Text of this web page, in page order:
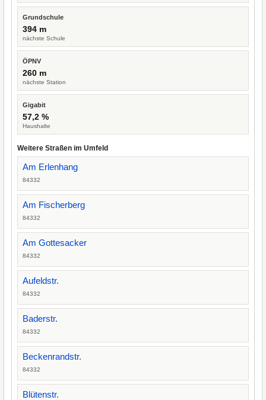
Grundschule
394 m
nächste Schule
ÖPNV
260 m
nächste Station
Gigabit
57,2 %
Haushalte
Weitere Straßen im Umfeld
Am Erlenhang
84332
Am Fischerberg
84332
Am Gottesacker
84332
Aufeldstr.
84332
Baderstr.
84332
Beckenrandstr.
84332
Blütenstr.